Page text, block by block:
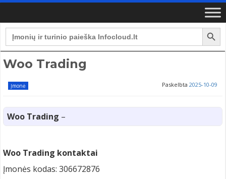
Search
for:
Search Button
Woo Trading
Įmonė Paskelbta 2025-10-09
Woo Trading –
Woo Trading kontaktai
Įmonės kodas: 306672876